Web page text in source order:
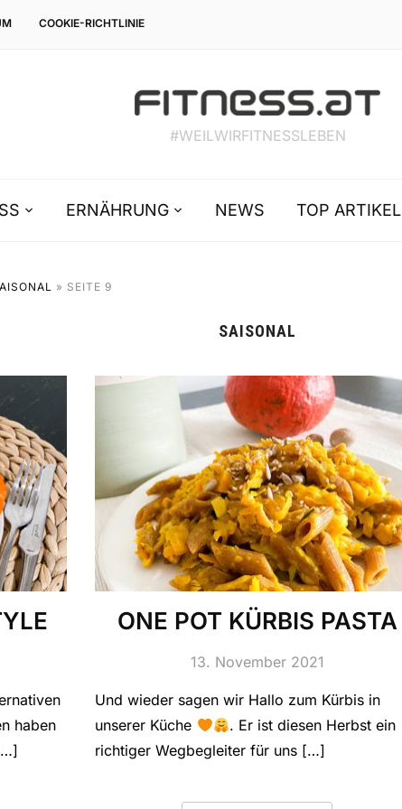
COOKIE-RICHTLINIE
#WEILWIRFITNESSLEBEN
ERNÄHRUNG NEWS TOP ARTIKEL
» SEITE 9
SAISONAL
haben
ONE POT KÜRBIS PASTA
13. November 2021
Und wieder sagen wir Hallo zum Kürbis in
unserer Küche
. Er ist diesen Herbst ein
richtiger Wegbegleiter für uns […]